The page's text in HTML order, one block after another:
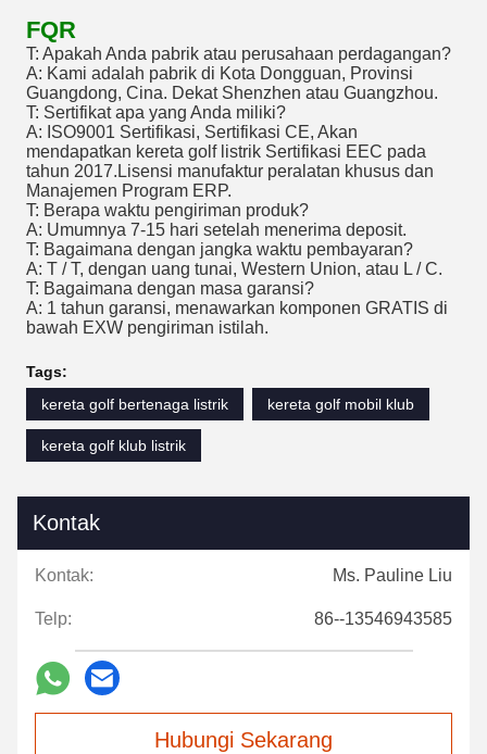
FQR
T: Apakah Anda pabrik atau perusahaan perdagangan?
A: Kami adalah pabrik di Kota Dongguan, Provinsi
Guangdong, Cina. Dekat Shenzhen atau Guangzhou.
T: Sertifikat apa yang Anda miliki?
A: ISO9001 Sertifikasi, Sertifikasi CE, Akan
mendapatkan kereta golf listrik Sertifikasi EEC pada
tahun 2017.Lisensi manufaktur peralatan khusus dan
Manajemen Program ERP.
T: Berapa waktu pengiriman produk?
A: Umumnya 7-15 hari setelah menerima deposit.
T: Bagaimana dengan jangka waktu pembayaran?
A: T / T, dengan uang tunai, Western Union, atau L / C.
T: Bagaimana dengan masa garansi?
A: 1 tahun garansi, menawarkan komponen GRATIS di
bawah EXW pengiriman istilah.
Tags:
kereta golf bertenaga listrik
kereta golf mobil klub
kereta golf klub listrik
Kontak
Kontak: Ms. Pauline Liu
Telp: 86--13546943585
Hubungi Sekarang